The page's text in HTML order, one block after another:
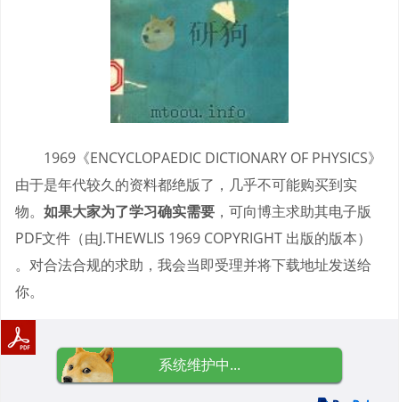
1969《ENCYCLOPAEDIC DICTIONARY OF PHYSICS》
由于是年代较久的资料都绝版了，几乎不可能购买到实
物。 如果大家为了学习确实需要 ，可向博主求助其电子版
PDF文件（由J.THEWLIS 1969 COPYRIGHT 出版的版本）
。对合法合规的求助，我会当即受理并将下载地址发送给
你。
系统维护中...